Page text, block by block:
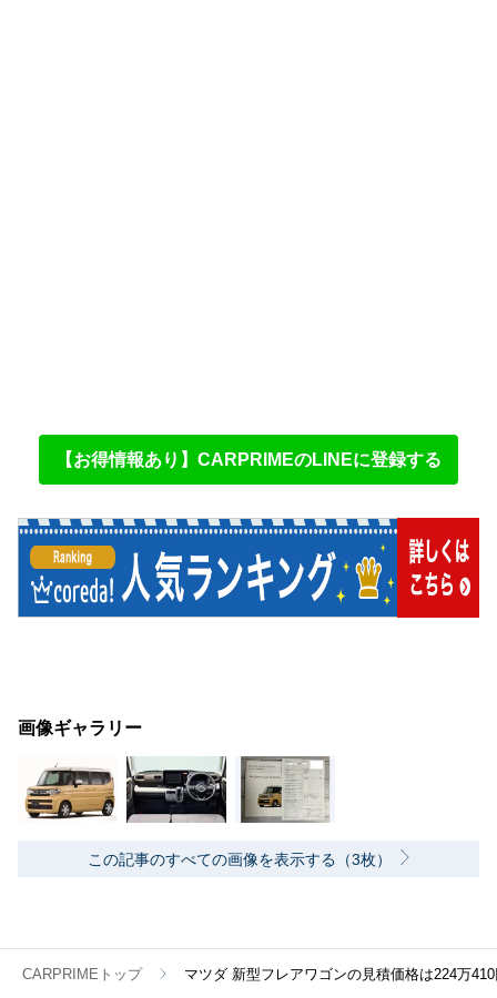
【お得情報あり】CARPRIMEのLINEに登録する
画像ギャラリー
この記事のすべての画像を表示する（3枚）
CARPRIMEトップ マツダ 新型フレアワゴンの見積価格は224万